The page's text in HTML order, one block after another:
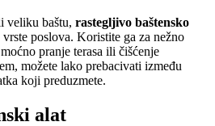
veliku baštu, rastegljivo baštensko
poslova. Koristite ga za nežno
pranje terasa ili čišćenje
možete lako prebacivati između
koji preduzmete.
alat